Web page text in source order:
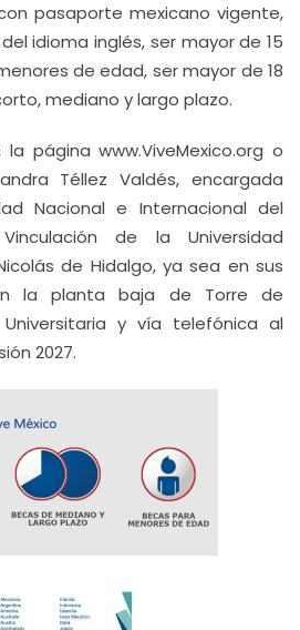
pasaporte mexicano vigente,
idioma inglés, ser mayor de 15
de edad, ser mayor de 18
mediano y largo plazo.
página www.ViveMexico.org o
Téllez Valdés, encargada
Nacional e Internacional del
de la Universidad
de Hidalgo, ya sea en sus
la planta baja de Torre de
y vía telefónica al
2027.